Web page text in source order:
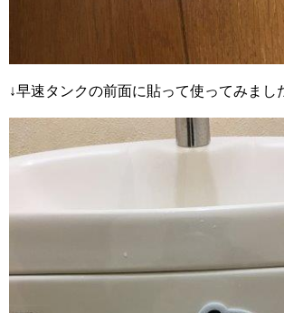
↓早速タンクの前面に貼って使ってみまし